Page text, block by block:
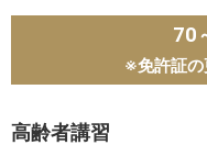
70
※免許証の
高齢者講習